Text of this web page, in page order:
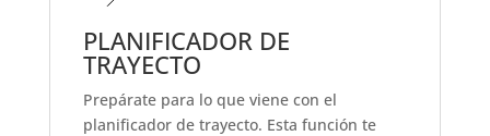
PLANIFICADOR DE
TRAYECTO
Prepárate para lo que viene con el
planificador de trayecto. Esta función te